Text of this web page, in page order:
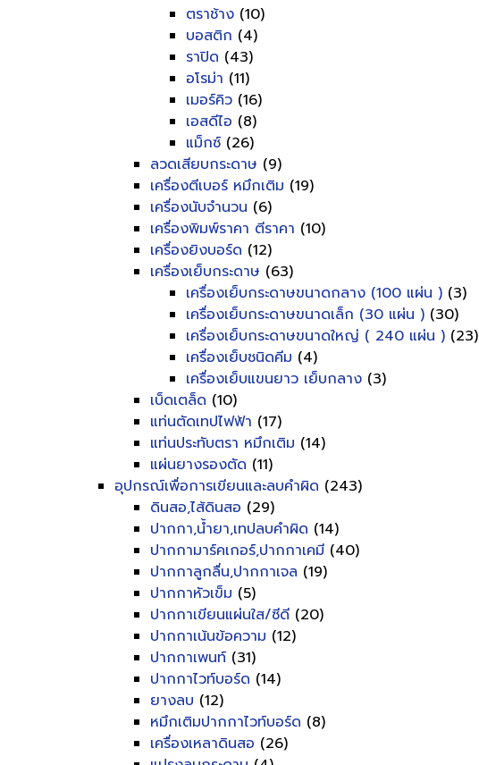
ตราช้าง (10)
บอสติก (4)
ราปิด (43)
อโรม่า (11)
เมอร์คิว (16)
เอสดีไอ (8)
แม็กซ์ (26)
ลวดเสียบกระดาษ (9)
เครื่องตีเบอร์ หมึกเติม (19)
เครื่องนับจำนวน (6)
เครื่องพิมพ์ราคา ตีราคา (10)
เครื่องยิงบอร์ด (12)
เครื่องเย็บกระดาษ (63)
เครื่องเย็บกระดาษขนาดกลาง (100 แผ่น ) (3)
เครื่องเย็บกระดาษขนาดเล็ก (30 แผ่น ) (30)
เครื่องเย็บกระดาษขนาดใหญ่ ( 240 แผ่น ) (23)
เครื่องเย็บชนิดคีม (4)
เครื่องเย็บแขนยาว เย็บกลาง (3)
เบ็ดเตล็ด (10)
แท่นตัดเทปไฟฟ้า (17)
แท่นประทับตรา หมึกเติม (14)
แผ่นยางรองตัด (11)
อุปกรณ์เพื่อการเขียนและลบคำผิด (243)
ดินสอ,ไส้ดินสอ (29)
ปากกา,น้ำยา,เทปลบคำผิด (14)
ปากกามาร์คเกอร์,ปากกาเคมี (40)
ปากกาลูกลื่น,ปากกาเจล (19)
ปากกาหัวเข็ม (5)
ปากกาเขียนแผ่นใส/ซีดี (20)
ปากกาเน้นข้อความ (12)
ปากกาเพนท์ (31)
ปากกาไวท์บอร์ด (14)
ยางลบ (12)
หมึกเติมปากกาไวท์บอร์ด (8)
เครื่องเหลาดินสอ (26)